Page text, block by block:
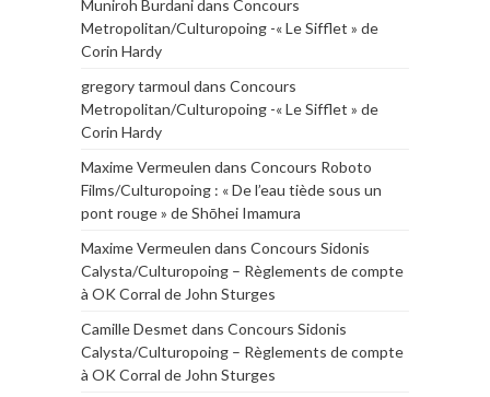
Muniroh Burdanidans Concours
Metropolitan/Culturopoing -« Le Sifflet » de
Corin Hardy
gregory tarmoul dans Concours
Metropolitan/Culturopoing -« Le Sifflet » de
Corin Hardy
Maxime Vermeulen dans Concours Roboto
Films/Culturopoing : « De l’eau tiède sous un
pont rouge » de Shōhei Imamura
Maxime Vermeulen dans Concours Sidonis
Calysta/Culturopoing – Règlements de compte
à OK Corral de John Sturges
Camille Desmet dans Concours Sidonis
Calysta/Culturopoing – Règlements de compte
à OK Corral de John Sturges